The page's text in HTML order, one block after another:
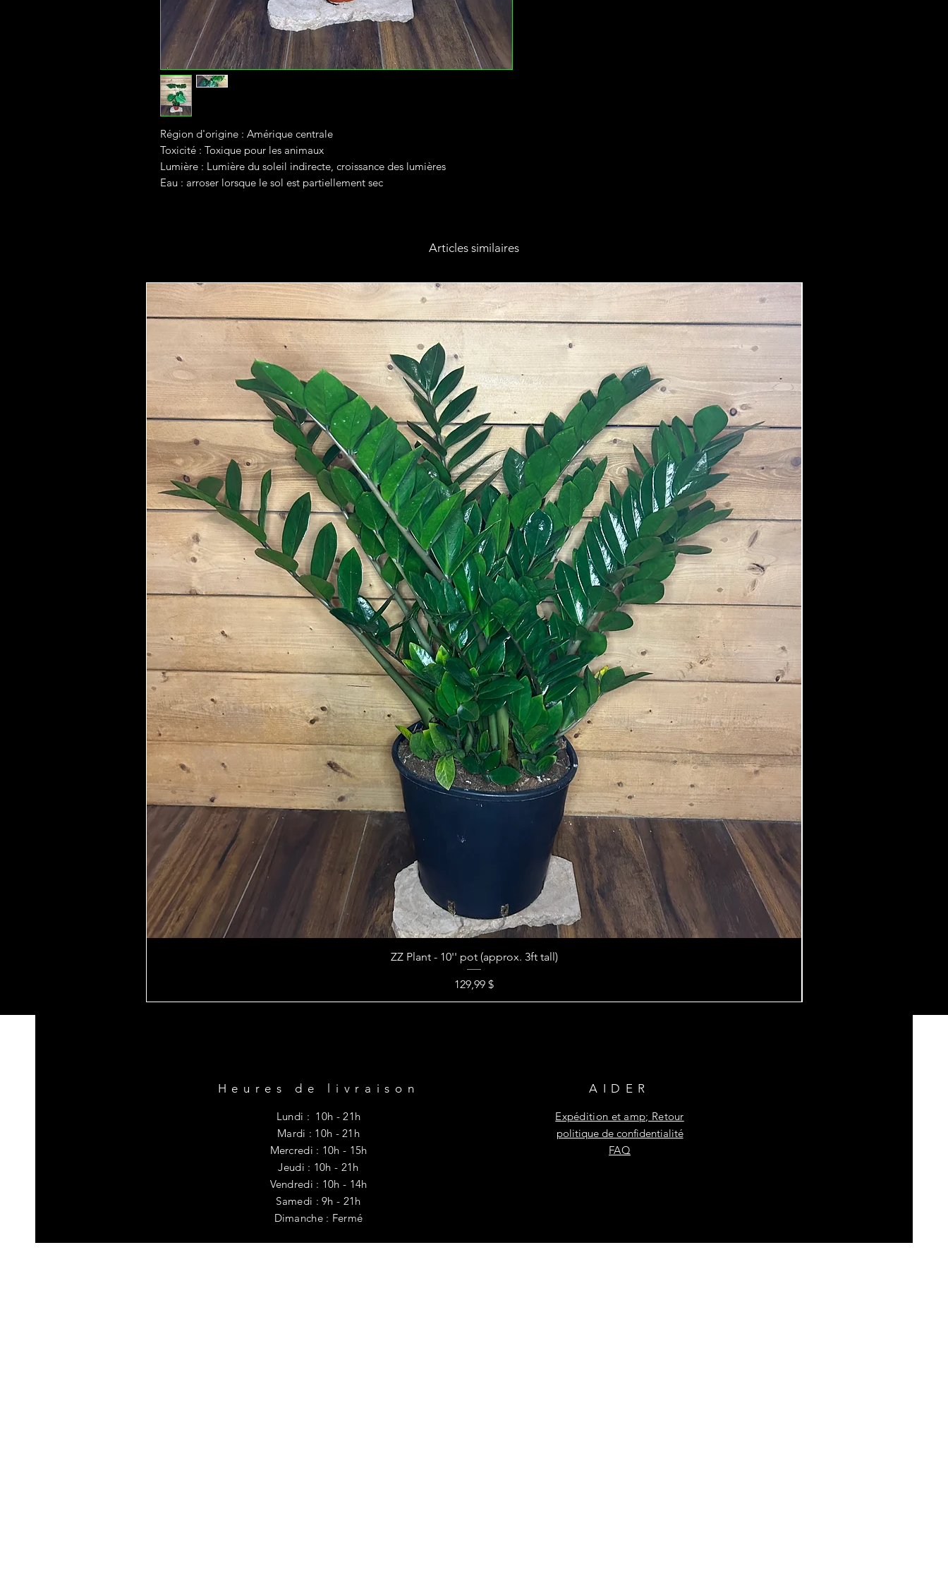
Région d'origine : Amérique centrale
Toxicité : Toxique pour les animaux
Lumière : Lumière du soleil indirecte, croissance des lumières
Eau : arroser lorsque le sol est partiellement sec
Articles similaires
ZZ Plant - 10'' pot (approx. 3ft tall)
Prix
129,99 $
Heures de livraison
Lundi : 10h - 21h
Mardi : 10h - 21h
Mercredi : 10h - 15h
Jeudi : 10h - 21h
Vendredi : 10h - 14h
​​Samedi : 9h - 21h
​Dimanche : Fermé
AIDER
Expédition et amp; Retour
politique de confidentialité
FAQ